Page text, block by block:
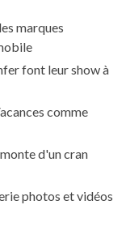
marques
font leur show à
comme
d'un cran
photos et vidéos